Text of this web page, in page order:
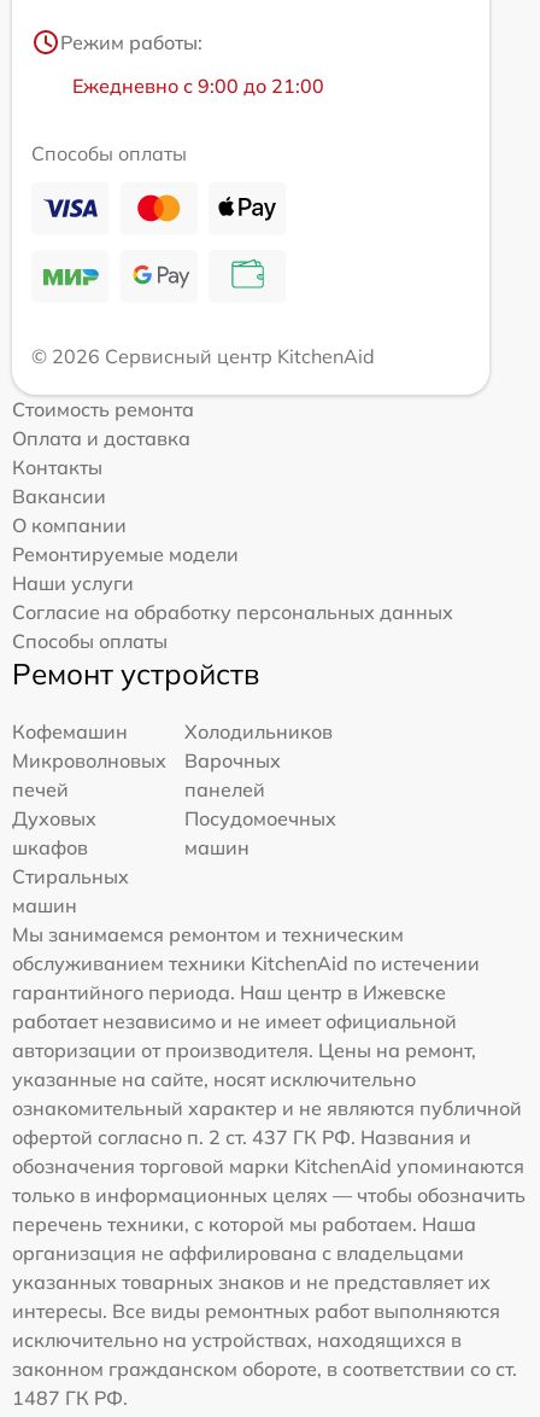
Режим работы:
Ежедневно с 9:00 до 21:00
Способы оплаты
© 2026 Сервисный центр KitchenAid
Стоимость ремонта
Оплата и доставка
Контакты
Вакансии
О компании
Ремонтируемые модели
Наши услуги
Согласие на обработку персональных данных
Способы оплаты
Ремонт устройств
Кофемашин
Холодильников
Микроволновых
печей
Варочных
панелей
Духовых
шкафов
Посудомоечных
машин
Стиральных
машин
Мы занимаемся ремонтом и техническим
обслуживанием техники KitchenAid по истечении
гарантийного периода. Наш центр в Ижевске
работает независимо и не имеет официальной
авторизации от производителя. Цены на ремонт,
указанные на сайте, носят исключительно
ознакомительный характер и не являются публичной
офертой согласно п. 2 ст. 437 ГК РФ. Названия и
обозначения торговой марки KitchenAid упоминаются
только в информационных целях — чтобы обозначить
перечень техники, с которой мы работаем. Наша
организация не аффилирована с владельцами
указанных товарных знаков и не представляет их
интересы. Все виды ремонтных работ выполняются
исключительно на устройствах, находящихся в
законном гражданском обороте, в соответствии со ст.
1487 ГК РФ.